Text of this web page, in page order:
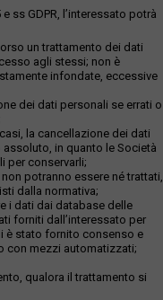
ss GDPR, l’interessato potrà
un trattamento dei dati
agli stessi; non è
infondate, eccessive
dei dati personali se errati o
la cancellazione dei dati
in quanto le Società
per conservarli;
potranno essere né trattati,
dalla normativa;
i dati dai database delle
forniti dall’interessato per
è stato fornito consenso e
con mezzi automatizzati;
qualora il trattamento si